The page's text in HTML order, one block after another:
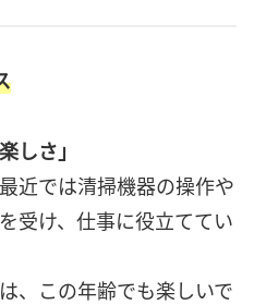
しさ」
近では清掃機器の操作や
受け、仕事に役立ててい
、この年齢でも楽しいで